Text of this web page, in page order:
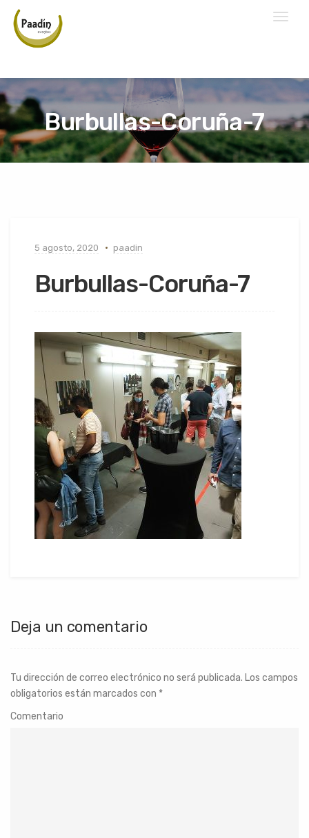
Toggle
Burbullas-Coruña-7
5 agosto, 2020 paadin
Burbullas-Coruña-7
Deja un comentario
Tu dirección de correo electrónico no será publicada. Los campos
obligatorios están marcados con *
Comentario